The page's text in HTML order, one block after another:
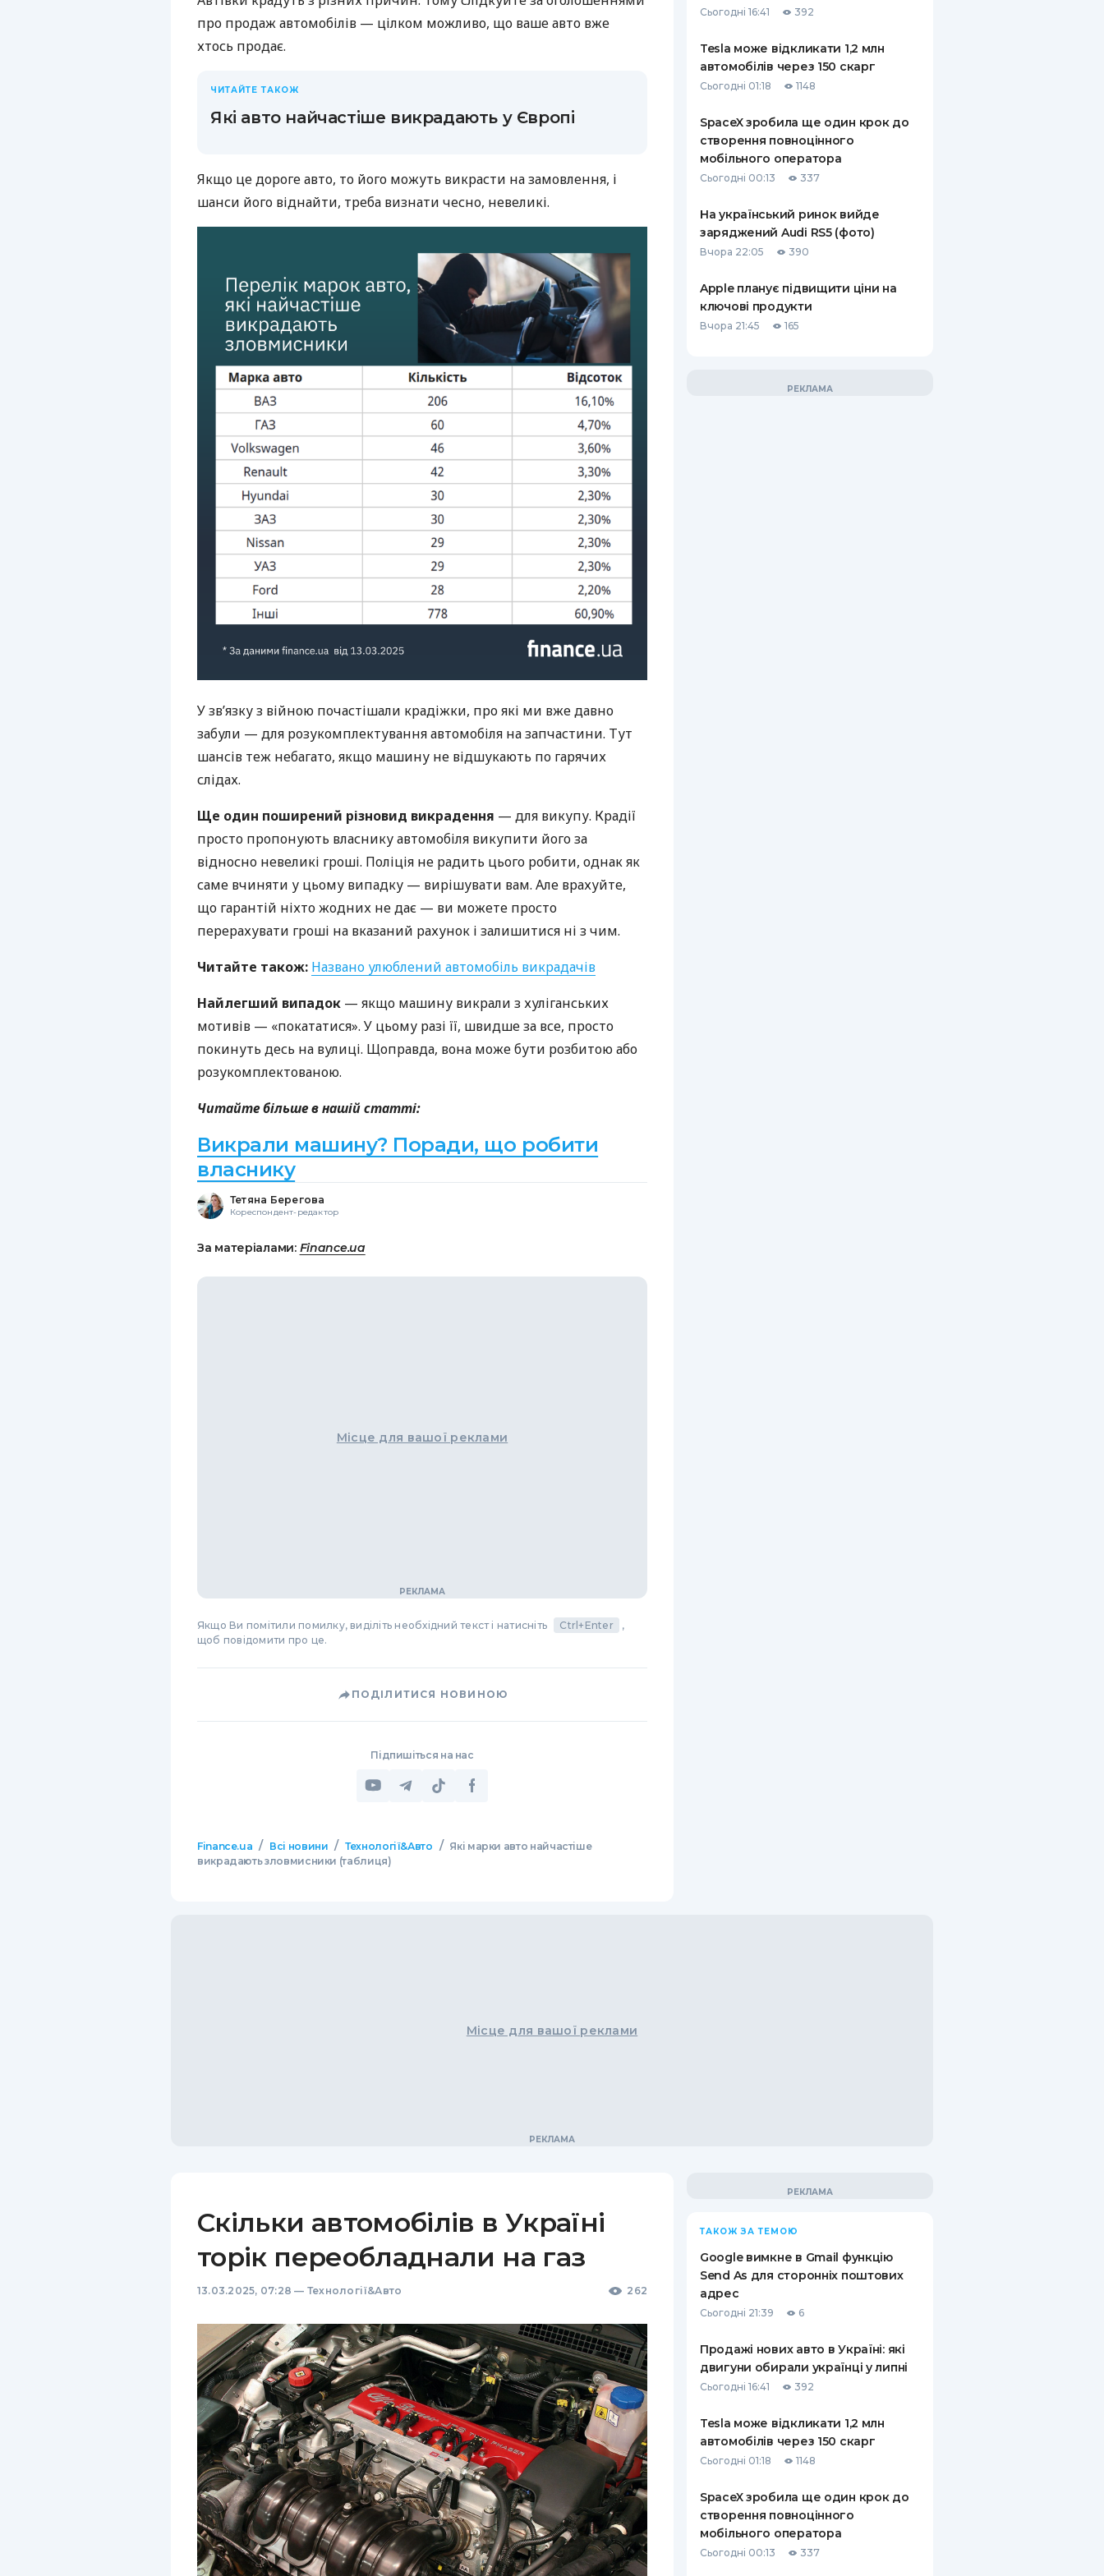
РЕЙТИНГ ДЕБЕТОВИХ
ПУТІВНИКИ ПО
СТРАХУВАННЮ
ВСІ СТРАХОВІ ПОЛІСИ
ВІДГУКИ ПРО СТРАХОВІ
КОМПАНІЇ
КОНТАКТИ
про продаж автомобілів — цілком можливо, що ваше авто вже
хтось продає.
ЧИТАЙТЕ ТАКОЖ
Які авто найчастіше викрадають у Європі
Якщо це дороге авто, то його можуть викрасти на замовлення, і
шанси його віднайти, треба визнати чесно, невеликі.
У зв’язку з війною почастішали крадіжки, про які ми вже давно
забули — для розукомплектування автомобіля на запчастини. Тут
шансів теж небагато, якщо машину не відшукають по гарячих
слідах.
Ще один поширений різновид викрадення — для викупу. Крадії
просто пропонують власнику автомобіля викупити його за
відносно невеликі гроші. Поліція не радить цього робити, однак як
саме вчиняти у цьому випадку — вирішувати вам. Але врахуйте,
що гарантій ніхто жодних не дає — ви можете просто
перерахувати гроші на вказаний рахунок і залишитися ні з чим.
Читайте також: Названо улюблений автомобіль викрадачів
Найлегший випадок — якщо машину викрали з хуліганських
мотивів — «покататися». У цьому разі її, швидше за все, просто
покинуть десь на вулиці. Щоправда, вона може бути розбитою або
розукомплектованою.
Читайте більше в нашій статті:
Викрали машину? Поради, що робити
власнику
Тетяна Берегова
Кореспондент-редактор
За матеріалами: Finance.ua
Місце для вашої реклами
Якщо Ви помітили помилку, виділіть необхідний текст і натисніть Ctrl+Enter
,
щоб повідомити про це.
ПОДІЛИТИСЯ НОВИНОЮ
Підпишіться на нас
Finance.ua / Всі новини / Технології&Авто / Які марки авто найчастіше
викрадають зловмисники (таблиця)
Сьогодні 16:41 392
Tesla може відкликати 1,2 млн
автомобілів через 150 скарг
Сьогодні 01:18 1148
SpaceX зробила ще один крок до
створення повноцінного
мобільного оператора
Сьогодні 00:13 337
На український ринок вийде
заряджений Audi RS5 (фото)
Вчора 22:05 390
Apple планує підвищити ціни на
ключові продукти
Вчора 21:45 165
Місце для вашої реклами
Скільки автомобілів в Україні
торік переобладнали на газ
13.03.2025, 07:28 — Технології&Авто 262
ТАКОЖ ЗА ТЕМОЮ
Google вимкне в Gmail функцію
Send As для сторонніх поштових
адрес
Сьогодні 21:39 6
Продажі нових авто в Україні: які
двигуни обирали українці у липні
Сьогодні 16:41 392
Tesla може відкликати 1,2 млн
автомобілів через 150 скарг
Сьогодні 01:18 1148
SpaceX зробила ще один крок до
створення повноцінного
мобільного оператора
Сьогодні 00:13 337